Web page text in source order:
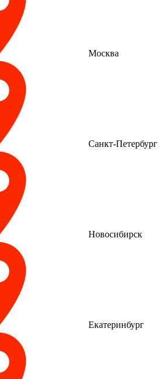
Москва
Санкт-Петербург
Новосибирск
Екатеринбург